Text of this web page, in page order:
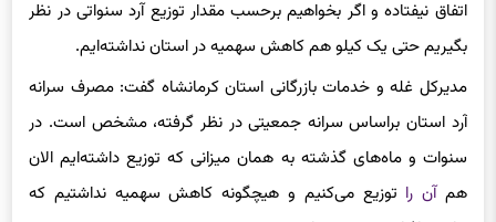
بگیریم حتی یک کیلو هم کاهش سهمیه در استان نداشته‌ایم.
مدیرکل غله و خدمات بازرگانی استان کرمانشاه گفت: مصرف سرانه
آرد استان براساس سرانه جمعیتی در نظر گرفته، مشخص است. در
سنوات و ماه‌های گذشته به همان میزانی که توزیع داشته‌ایم الان
همآن را توزیع می‌کنیم و هیچگونه کاهش سهمیه نداشتیم که
نیازمند افزایش سهمیه باشد.